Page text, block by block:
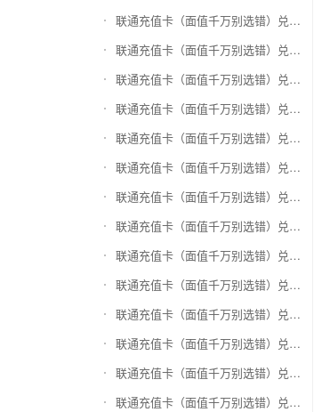
联通充值卡（面值千万别选错）兑换京东钢镚
联通充值卡（面值千万别选错）兑换中石化加油卡无卡号（面值千万别选错）
联通充值卡（面值千万别选错）兑换中石油全国充值卡
联通充值卡（面值千万别选错）兑换京东领货码
联通充值卡（面值千万别选错）兑换京东超市卡
联通充值卡（面值千万别选错）兑换苏宁易购礼品卡
联通充值卡（面值千万别选错）兑换骏网一卡通
联通充值卡（面值千万别选错）兑换骏网乐充
联通充值卡（面值千万别选错）兑换汇元智付卡
联通充值卡（面值千万别选错）兑换携程任我行
联通充值卡（面值千万别选错）兑换中欣卡(中欣通卡)
联通充值卡（面值千万别选错）兑换盛大一卡通
联通充值卡（面值千万别选错）兑换网易一卡通
联通充值卡（面值千万别选错）兑换天宏一卡通（易冲天宏卡）